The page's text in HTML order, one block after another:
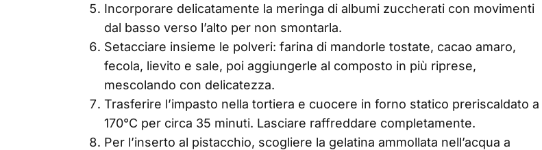
Incorporare delicatamente la meringa di albumi zuccherati con movimenti
dal basso verso l’alto per non smontarla.
Setacciare insieme le polveri: farina di mandorle tostate, cacao amaro,
fecola, lievito e sale, poi aggiungerle al composto in più riprese,
mescolando con delicatezza.
Trasferire l’impasto nella tortiera e cuocere in forno statico preriscaldato a
170°C per circa 35 minuti. Lasciare raffreddare completamente.
Per l’inserto al pistacchio, scogliere la gelatina ammollata nell’acqua a